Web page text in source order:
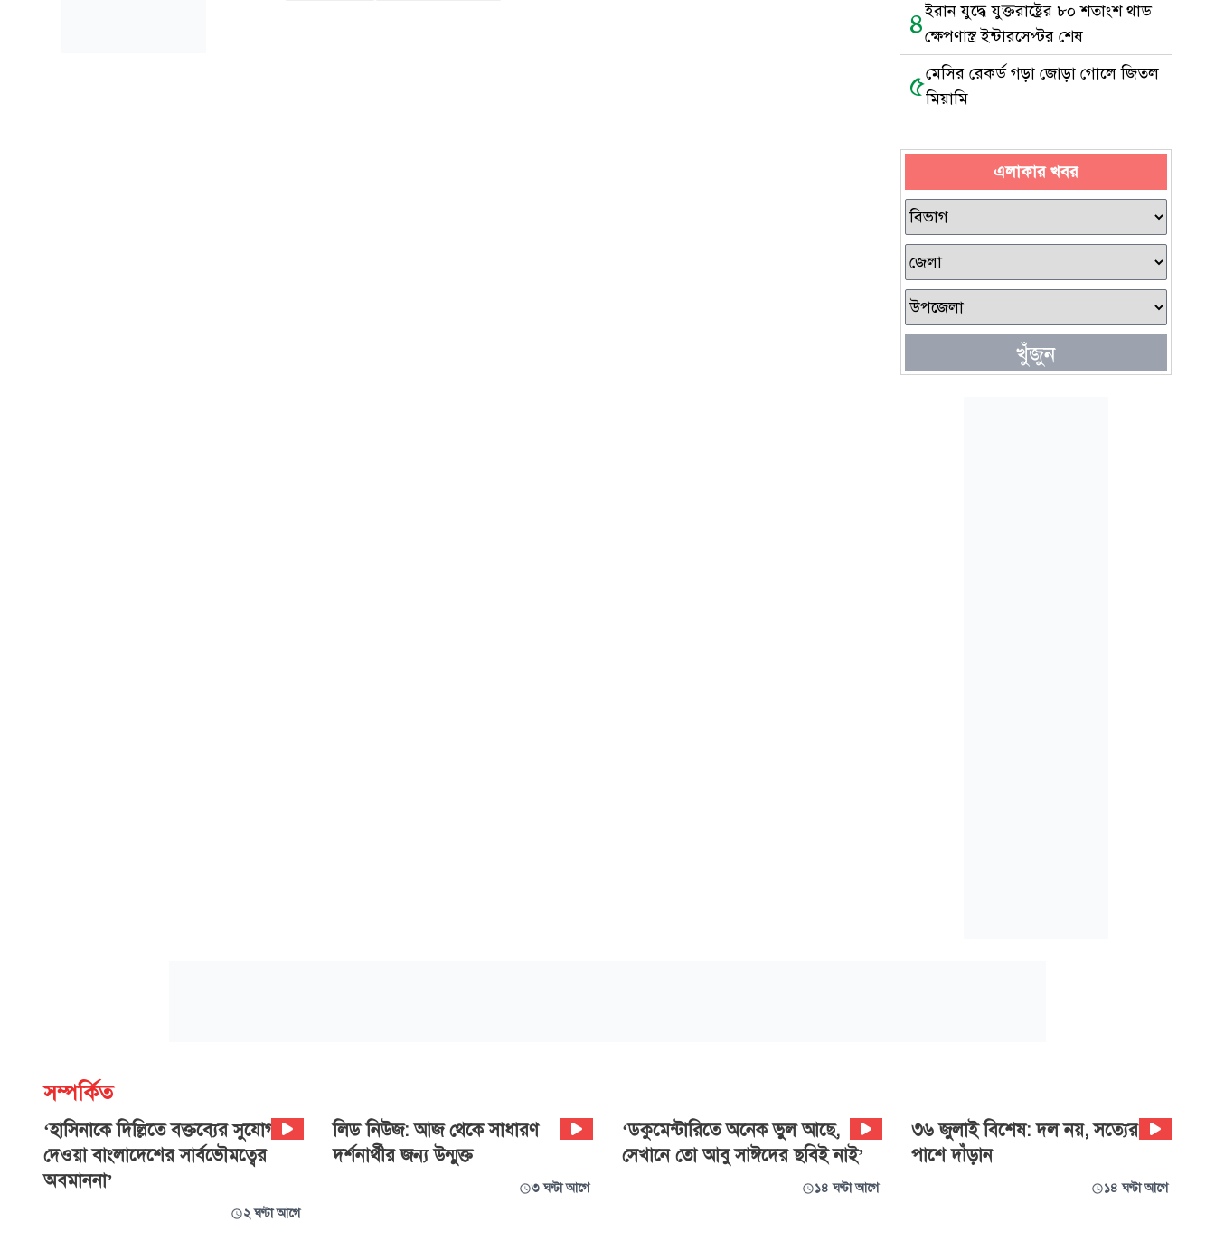
৪ইরান যুদ্ধে যুক্তরাষ্ট্রের ৮০ শতাংশ থাড
ক্ষেপণাস্ত্র ইন্টারসেপ্টর শেষ
৫মেসির রেকর্ড গড়া জোড়া গোলে জিতল
মিয়ামি
এলাকার খবর
খুঁজুন
সম্পর্কিত
‘হাসিনাকে দিল্লিতে বক্তব্যের সুযোগ
দেওয়া বাংলাদেশের সার্বভৌমত্বের
অবমাননা’
২ ঘণ্টা আগে
লিড নিউজ: আজ থেকে সাধারণ
দর্শনার্থীর জন্য উন্মুক্ত
৩ ঘণ্টা আগে
‘ডকুমেন্টারিতে অনেক ভুল আছে,
সেখানে তো আবু সাঈদের ছবিই নাই’
১৪ ঘণ্টা আগে
৩৬ জুলাই বিশেষ: দল নয়, সত্যের
পাশে দাঁড়ান
১৪ ঘণ্টা আগে